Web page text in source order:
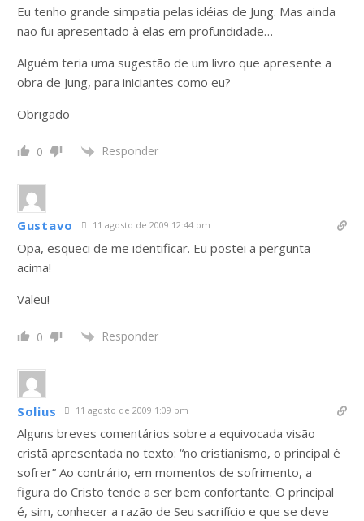
Eu tenho grande simpatia pelas idéias de Jung. Mas ainda
não fui apresentado à elas em profundidade…
Alguém teria uma sugestão de um livro que apresente a
obra de Jung, para iniciantes como eu?
Obrigado
0 Responder
Gustavo 11 agosto de 2009 12:44 pm
Opa, esqueci de me identificar. Eu postei a pergunta
acima!
Valeu!
0 Responder
Solius 11 agosto de 2009 1:09 pm
Alguns breves comentários sobre a equivocada visão
cristã apresentada no texto: “no cristianismo, o principal é
sofrer” Ao contrário, em momentos de sofrimento, a
figura do Cristo tende a ser bem confortante. O principal
é, sim, conhecer a razão de Seu sacrifício e que se deve